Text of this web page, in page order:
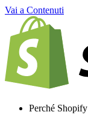
Vai a Contenuti
Perché Shopify